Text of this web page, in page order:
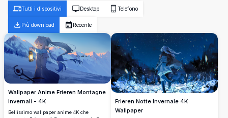
Tutti i dispositivi Desktop Telefono
Più download Recente
Wallpaper Anime Frieren Montagne
Invernali - 4K
Bellissimo wallpaper anime 4K che
Frieren Notte Invernale 4K
Wallpaper